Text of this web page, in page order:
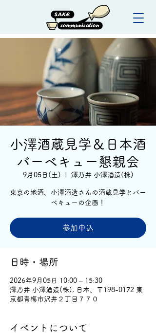
小澤酒蔵見学＆日本酒
バーベキュー懇親会
9月05日(土) 澤乃井 小澤酒造(株)
東京の地酒、小澤酒造さんの酒蔵見学とバー
ベキューの企画！
参加申込
日時・場所
2026年9月05日 10:00 – 15:30
澤乃井 小澤酒造(株), 日本、〒198-0172 東
京都青梅市沢井２丁目７７０
イベントについて